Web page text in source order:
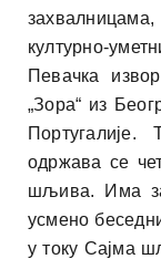
културно-
Певачка
„Зора“ из
одржава се
шљива. Има
усмено
у току Сајма